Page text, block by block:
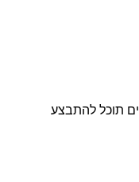
תוכל להתבצע